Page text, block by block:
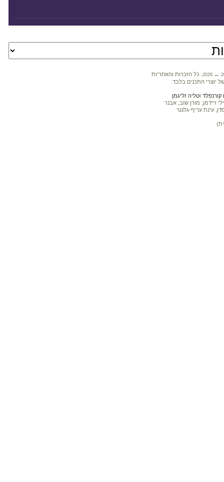
2026 ←
. כל הזכויות והאחריות
יוצרי התכנים בלבד.
וטליה זליגמן
זיידמן, מורן שוב, אבנר
עינת עריף-גלנטי